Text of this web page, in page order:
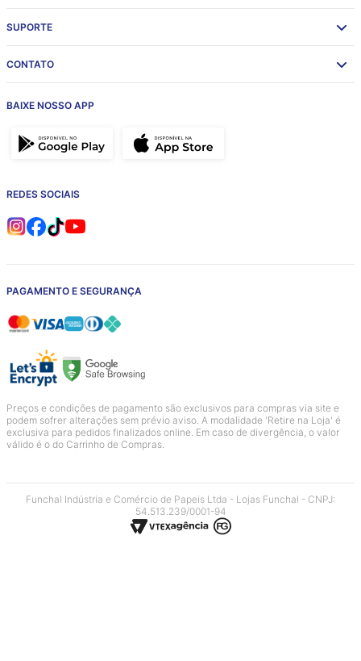
SUPORTE
CONTATO
BAIXE NOSSO APP
REDES SOCIAIS
PAGAMENTO E SEGURANÇA
Preços e condições de pagamento são exclusivos para compras via site e
podem sofrer alterações sem prévio aviso. A modalidade 'Retire na Loja' é
exclusiva para pedidos finalizados online. Em caso de divergência, o valor
válido é o do Carrinho de Compras.
Funchal Indústria e Comércio de Papeis Ltda - Lojas Funchal - CNPJ:
54.513.239/0001-94